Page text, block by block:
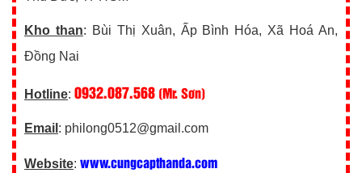
Kho than: Bùi Thị Xuân, Ấp Bình Hóa, Xã Hoá An,
Đồng Nai
Hotline: 0932.087.568 (Mr. Sơn)
Email : philong0512@gmail.com
Website: www.cungcapthanda.com